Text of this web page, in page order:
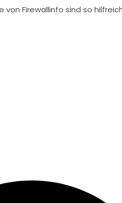
von Firewallinfo sind so